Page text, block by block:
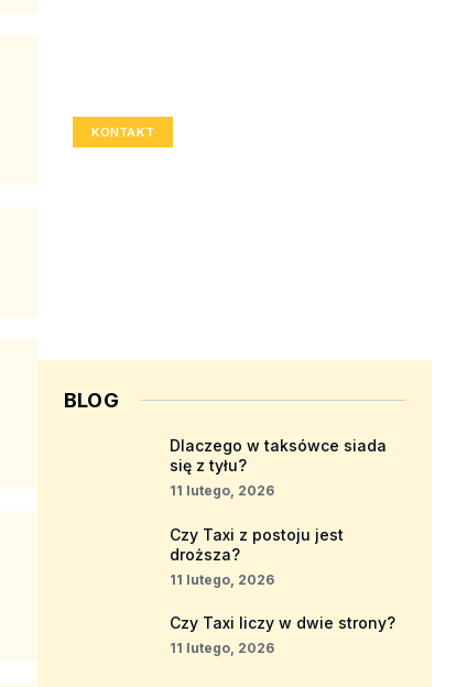
KONTAKT
BLOG
Dlaczego w taksówce siada
się z tyłu?
11 lutego, 2026
Czy Taxi z postoju jest
droższa?
11 lutego, 2026
Czy Taxi liczy w dwie strony?
11 lutego, 2026